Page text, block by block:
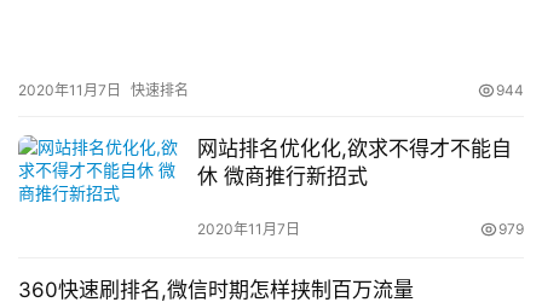
2020年11月7日 快速排名 944
网站排名优化化,欲求不得才不能自
休 微商推行新招式
2020年11月7日 979
360快速刷排名,微信时期怎样挟制百万流量